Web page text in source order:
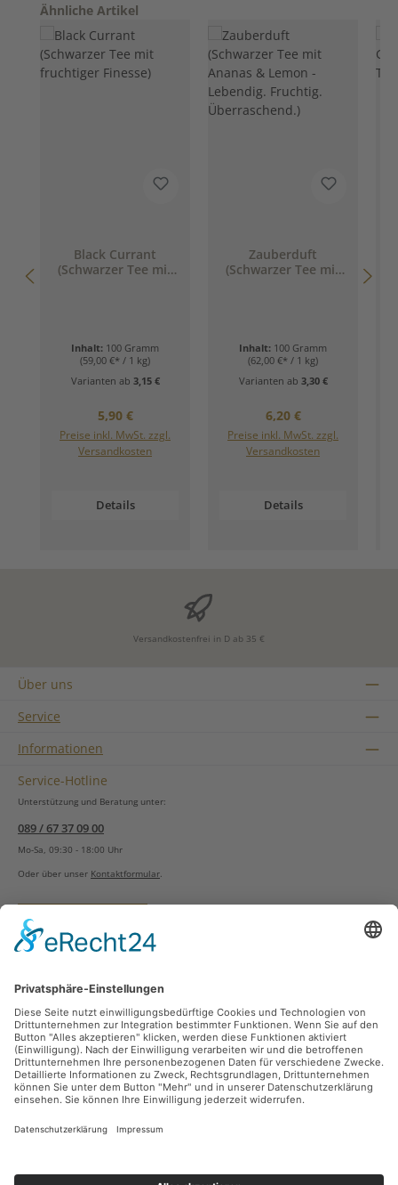
Produktgalerie überspringen
Ähnliche Artikel
Black Currant
(Schwarzer Tee mit
Inhalt: 100 Gramm
(59,00 €* / 1 kg)
Varianten ab 3,15 €
Regulärer Preis:
5,90 €
Preise inkl. MwSt. zzgl.
Versandkosten
Details
Zauberduft
(Schwarzer Tee mit
Inhalt: 100 Gramm
(62,00 €* / 1 kg)
Varianten ab 3,30 €
Regulärer Preis:
6,20 €
Preise inkl. MwSt. zzgl.
Versandkosten
Details
Versandkostenfrei in D ab 35 €
Über uns
Service
Informationen
Service-Hotline
Unterstützung und Beratung unter:
089 / 67 37 09 00
Mo-Sa, 09:30 - 18:00 Uhr
Oder über unser Kontaktformular.
Vertrag widerrufen
Zahlungsarten
Sicher Einkaufen
Ladengeschäft
Newsletter